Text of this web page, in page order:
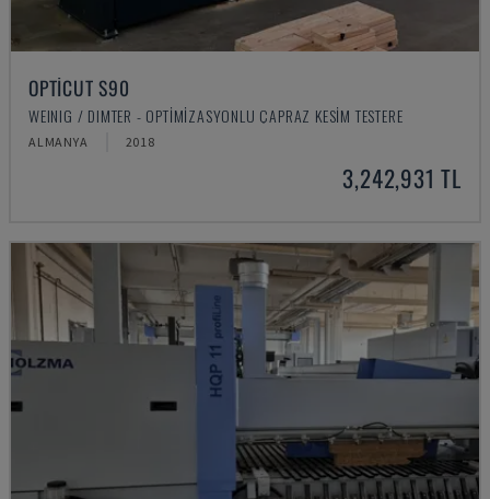
OPTICUT S90
WEINIG / DIMTER - OPTIMIZASYONLU ÇAPRAZ KESIM TESTERE
ALMANYA 2018
3,242,931 TL